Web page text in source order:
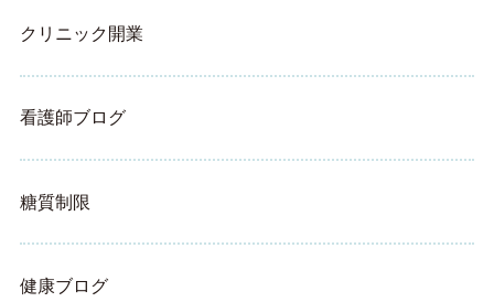
クリニック開業
看護師ブログ
糖質制限
健康ブログ